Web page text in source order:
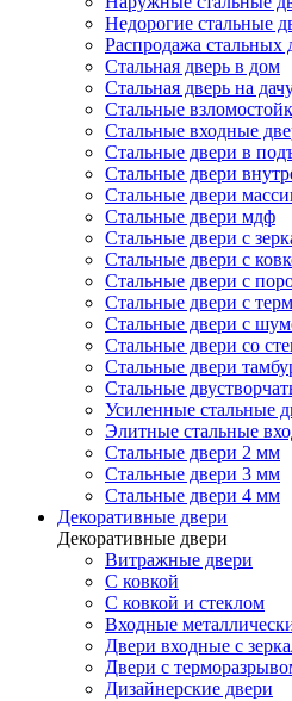
Недорогие стальные
Распродажа стальных
Стальная дверь в дом
Стальная дверь на
Стальные
Стальные входные
Стальные двери в
Стальные двери
Стальные двери
Стальные двери мдф
Стальные двери с
Стальные двери с
Стальные двери с
Стальные двери с
Стальные двери с
Стальные двери со
Стальные двери
Стальные
Усиленные стальные
Элитные стальные
Стальные двери 2 мм
Стальные двери 3 мм
Стальные двери 4 мм
Декоративные двери
Декоративные двери
Витражные двери
С ковкой
С ковкой и стеклом
Входные
Двери входные с
Двери с
Дизайнерские двери